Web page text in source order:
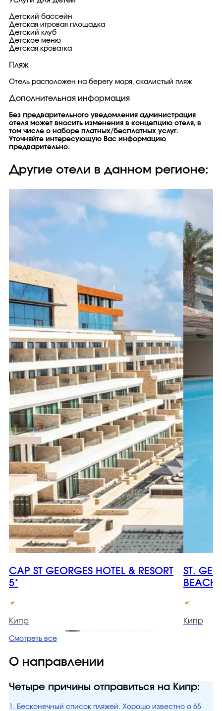
Детский бассейн
Детская игровая площадка
Детский клуб
Детское меню
Детская кроватка
Пляж
Отель расположен на берегу моря, скалистый пляж
Дополнительная информация
Без предварительного уведомления администрация
отеля может вносить изменения в концепцию отеля, в
том числе о наборе платных/бесплатных услуг.
Уточняйте интересующую Вас информацию
предварительно.
Другие отели в данном регионе:
CAP ST GEORGES HOTEL & RESORT
5*
Кипр
ST.
BEACH
Кипр
Смотреть все
О направлении
Четыре причины отправиться на Кипр:
1. Бесконечный список пляжей. Хорошо известно о 65